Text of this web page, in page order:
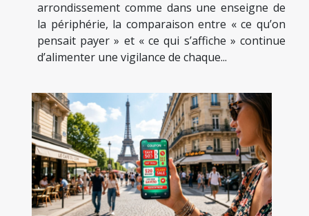
arrondissement comme dans une enseigne de
la périphérie, la comparaison entre « ce qu’on
pensait payer » et « ce qui s’affiche » continue
d’alimenter une vigilance de chaque...